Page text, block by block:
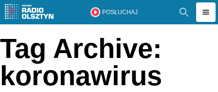
POSŁUCHAJ
Tag Archive:
koronawirus